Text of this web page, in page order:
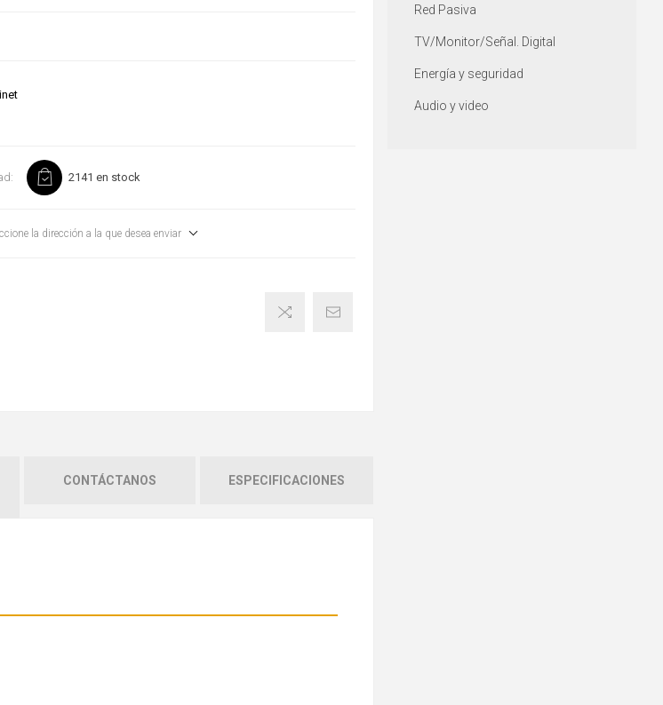
2141 en stock
la dirección a la que desea enviar
CONTÁCTANOS ESPECIFICACIONES
Red Pasiva
TV/Monitor/Señal. Digital
Energía y seguridad
Audio y video